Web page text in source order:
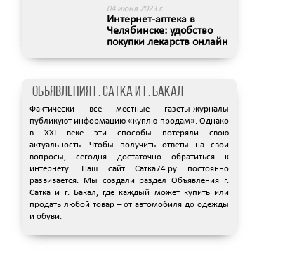
04 июня 2023 г.
Интернет-аптека в
Челябинске: удобство
покупки лекарств онлайн
Объявления г. Сатка и г. Бакал
Фактически все местные газеты-журналы
публикуют информацию «куплю-продам». Однако
в XXI веке эти способы потеряли свою
актуальность. Чтобы получить ответы на свои
вопросы, сегодня достаточно обратиться к
интернету. Наш сайт Сатка74.ру постоянно
развивается. Мы создали разделОбъявления г.
Сатка и г. Бакал, где каждый может купить или
продать любой товар – от автомобиля до одежды
и обуви.